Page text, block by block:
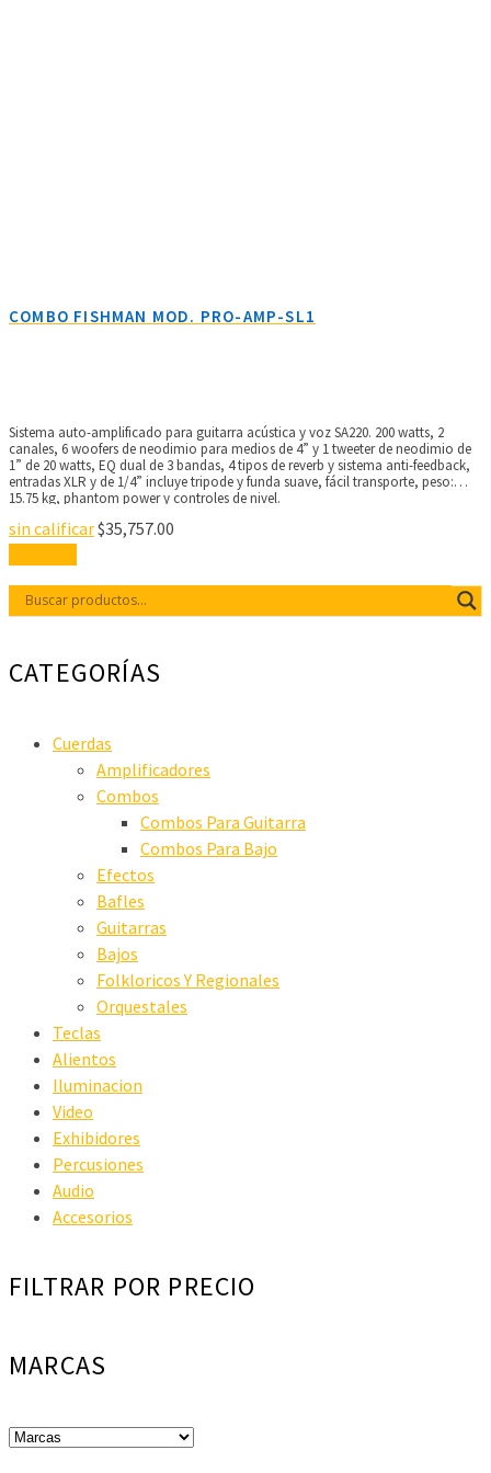
COMBO FISHMAN MOD. PRO-AMP-SL1
Sistema auto-amplificado para guitarra acústica y voz SA220. 200 watts, 2
canales, 6 woofers de neodimio para medios de 4” y 1 tweeter de neodimio de
1” de 20 watts, EQ dual de 3 bandas, 4 tipos de reverb y sistema anti-feedback,
entradas XLR y de 1/4” incluye tripode y funda suave, fácil transporte, peso:
15.75 kg, phantom power y controles de nivel.
sin calificar$35,757.00
CATEGORÍAS
Cuerdas
Amplificadores
Combos
Combos Para Guitarra
Combos Para Bajo
Efectos
Bafles
Guitarras
Bajos
Folkloricos Y Regionales
Orquestales
Teclas
Alientos
Iluminacion
Video
Exhibidores
Percusiones
Audio
Accesorios
FILTRAR POR PRECIO
MARCAS